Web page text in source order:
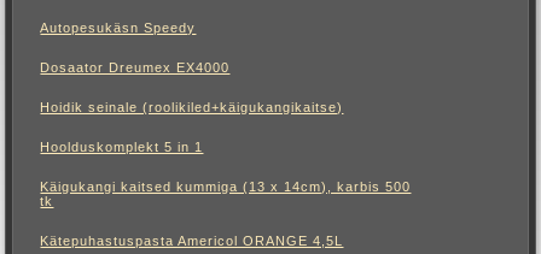
Autopesukäsn Speedy
Dosaator Dreumex EX4000
Hoidik seinale (roolikiled+käigukangikaitse)
Hoolduskomplekt 5 in 1
Käigukangi kaitsed kummiga (13 x 14cm), karbis 500
tk
Kätepuhastuspasta Americol ORANGE 4,5L